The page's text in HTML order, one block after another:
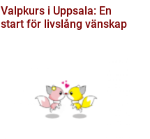
Valpkurs i Uppsala: En
start för livslång vänskap